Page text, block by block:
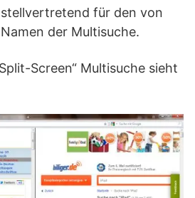
stellvertretend für den von
der Multisuche.
Screen“ Multisuche sieht